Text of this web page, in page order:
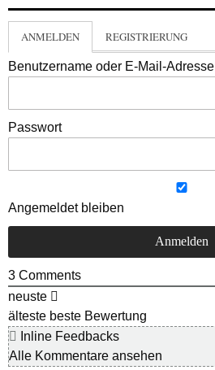
ANMELDEN REGISTRIERUNG
Benutzername oder E-Mail-Adresse
Passwort
Angemeldet bleiben
3 Comments
neuste
älteste beste Bewertung
Inline Feedbacks
Alle Kommentare ansehen